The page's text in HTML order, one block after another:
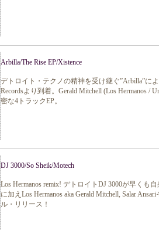
Arbilla/The Rise EP/Xistence
デトロイト・テクノの精神を受け継ぐ”Arbilla”に
Recordsより到着。Gerald Mitchell (Los Hermanos /
密な4トラックEP。
DJ 3000/So Sheik/Motech
Los Hermanos remix! デトロイトDJ 3000が早くも
に加えLos Hermanos aka Gerald Mitchell, Salar
ル・リリース！